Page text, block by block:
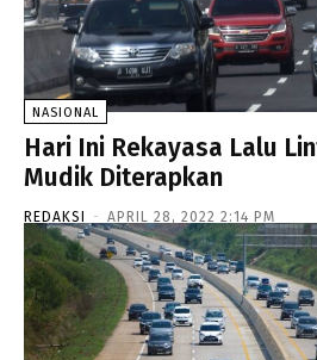
NASIONAL
Hari Ini Rekayasa Lalu
Mudik Diterapkan
REDAKSI - APRIL 28, 2022 2:14 PM